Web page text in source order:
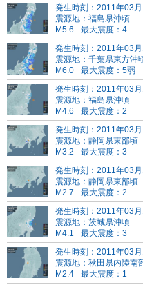
発生時刻：2011年03
震源地：福島県沖頃
M5.6
最大震度：4
発生時刻：2011年03
震源地：千葉県東方沖
M6.0
最大震度：5弱
発生時刻：2011年03
震源地：福島県沖頃
M4.6
最大震度：2
発生時刻：2011年03
震源地：静岡県東部頃
M3.2
最大震度：3
発生時刻：2011年03
震源地：静岡県東部頃
M2.7
最大震度：2
発生時刻：2011年03
震源地：茨城県沖頃
M4.1
最大震度：3
発生時刻：2011年03
震源地：秋田県内陸南
M2.4
最大震度：1